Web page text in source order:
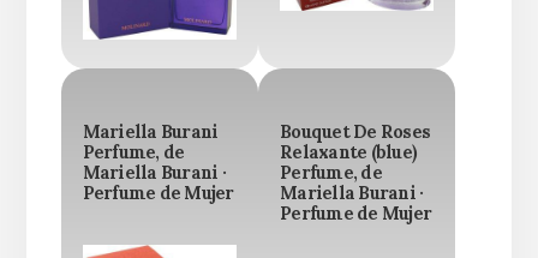
Mariella Burani
Perfume, de
Mariella Burani ·
Perfume de Mujer
Bouquet De Roses
Relaxante (blue)
Perfume, de
Mariella Burani ·
Perfume de Mujer